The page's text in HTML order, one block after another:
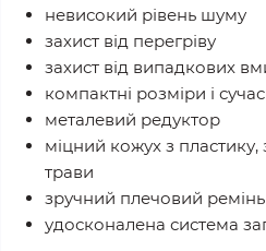
невисокий рівень шуму
захист від перегріву
захист від випадкових
компактні розміри і
металевий редуктор
міцний кожух з пластику,
трави
зручний плечовий ремінь
удосконалена система